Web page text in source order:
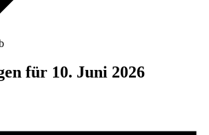
für 10. Juni 2026